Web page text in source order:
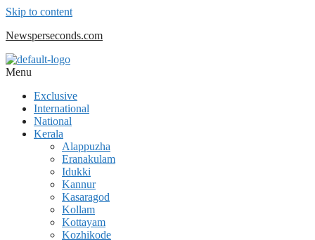
Skip to content
Newsperseconds.com
Menu
Exclusive
International
National
Kerala
Alappuzha
Eranakulam
Idukki
Kannur
Kasaragod
Kollam
Kottayam
Kozhikode